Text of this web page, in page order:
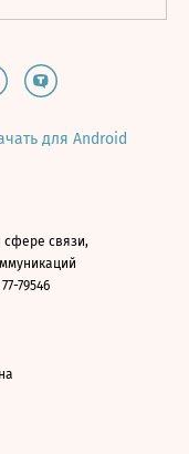
для Android
связи,
79546